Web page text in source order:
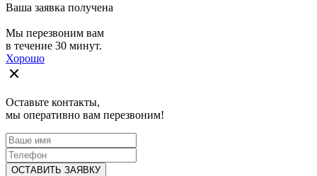
Ваша заявка получена
Мы перезвоним вам
в течение 30 минут.
Хорошо
Оставьте контакты,
мы оперативно вам перезвоним!
ОСТАВИТЬ ЗАЯВКУ